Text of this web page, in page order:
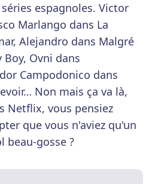
espagnoles. Victor
Marlango dans La
Alejandro dans Malgré
Ovni dans
Campodonico dans
Non mais ça va là,
Netflix, vous pensiez
que vous n'aviez qu'un
beau-gosse ?